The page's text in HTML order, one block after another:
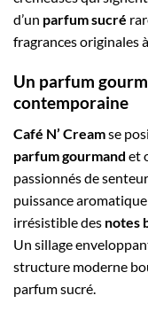
d’un parfum sucré
fragrances originales
Un parfum
contemporaine
Café N’ Creamse
parfum gourmand et
passionnés de
puissance
irrésistible des notes
Un sillage
structure moderne
parfum sucré.